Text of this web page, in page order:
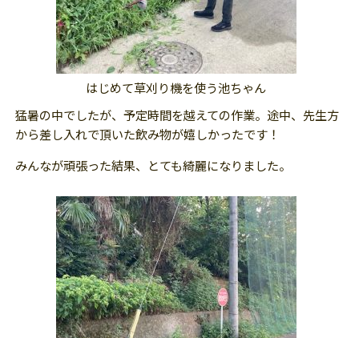
はじめて草刈り機を使う池ちゃん
猛暑の中でしたが、予定時間を越えての作業。途中、先生方
から差し入れで頂いた飲み物が嬉しかったです！
みんなが頑張った結果、とても綺麗になりました。